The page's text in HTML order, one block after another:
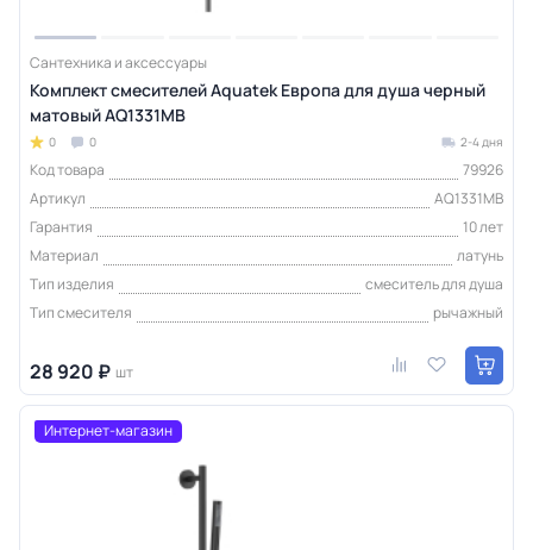
Сантехника и аксессуары
Комплект смесителей Aquatek Европа для душа черный
матовый AQ1331MB
0 0 2-4 дня
Код товара
79926
Артикул
AQ1331MB
Гарантия
10 лет
Материал
латунь
Тип изделия
смеситель для душа
Тип смесителя
рычажный
28 920 ₽ шт
Интернет-магазин